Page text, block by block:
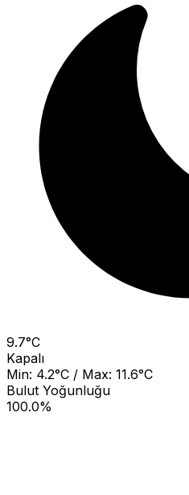
9.7°C
Kapalı
Min: 4.2°C / Max: 11.6°C
Bulut Yoğunluğu
100.0%